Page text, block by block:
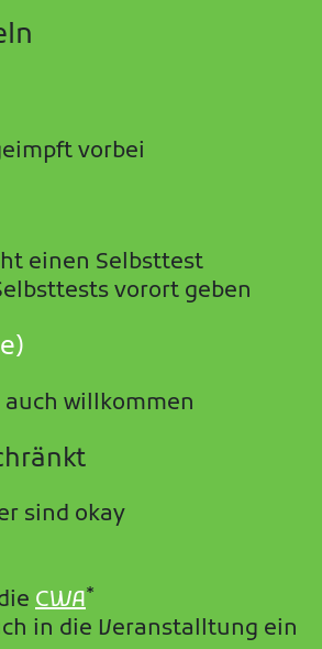
vorbei
einen Selbsttest
vorort geben
willkommen
sind okay
CWA*
in die Veranstalltung ein